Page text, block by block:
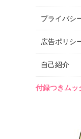
プライバシ
広告ポリシ
自己紹介
付録つきムッ